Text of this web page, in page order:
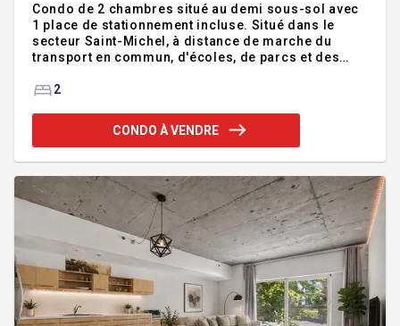
Condo de 2 chambres situé au demi sous-sol avec
1 place de stationnement incluse. Situé dans le
secteur Saint-Michel, à distance de marche du
transport en commun, d'écoles, de parcs et des
l'immeuble offrant des fenêtres sur 3 côtés et 2
espace gazonné à l'arrière du bâtiment. Vous serez
charmé par cette copropriété! Planifiez une visite
côté détaché de l'immeuble, donc bénéficiant de la
fenestrat
2
CONDO À VENDRE